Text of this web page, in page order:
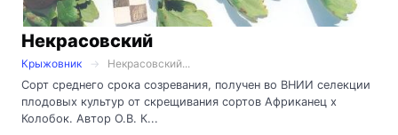
Некрасовский
Крыжовник
Некрасовский...
Сорт среднего срока созревания, получен во ВНИИ селекции
плодовых культур от скрещивания сортов Африканец х
Колобок. Автор О.В. К...